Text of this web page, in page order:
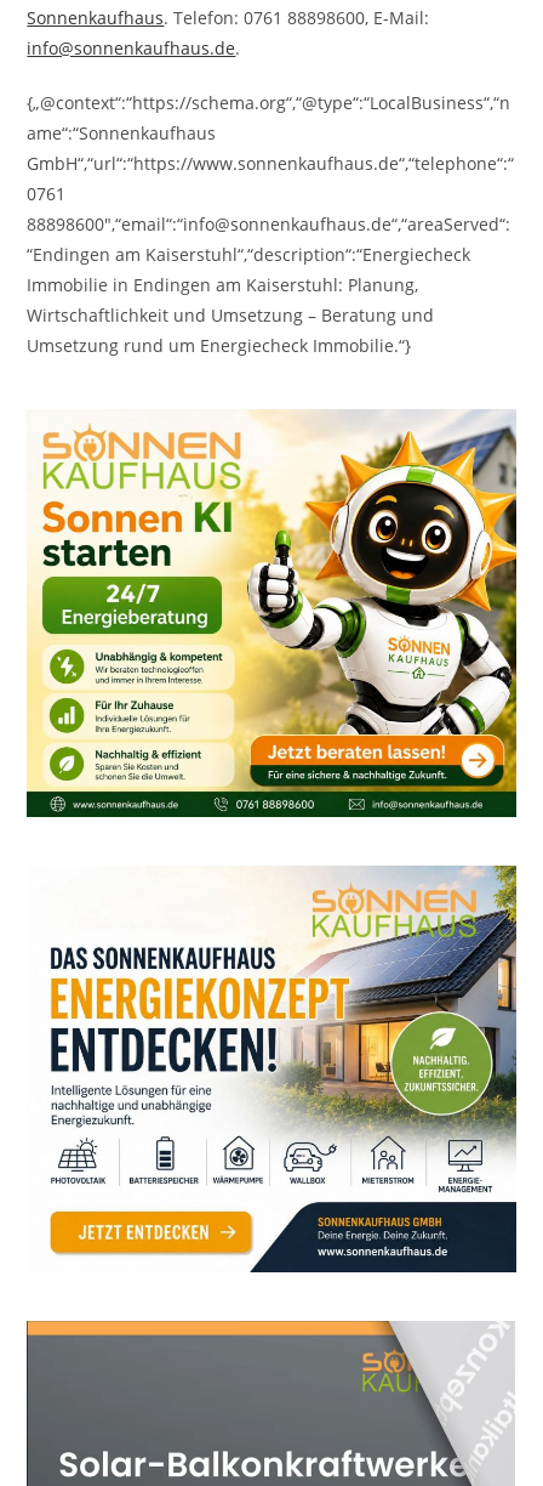
Sonnenkaufhaus. Telefon: 0761 88898600, E-Mail:
info@sonnenkaufhaus.de.
{„@context“:“https://schema.org“,“@type“:“LocalBusiness“,“n
ame“:“Sonnenkaufhaus
GmbH“,“url“:“https://www.sonnenkaufhaus.de“,“telephone“:“
0761
88898600″,“email“:“info@sonnenkaufhaus.de“,“areaServed“:
“Endingen am Kaiserstuhl“,“description“:“Energiecheck
Immobilie in Endingen am Kaiserstuhl: Planung,
Wirtschaftlichkeit und Umsetzung – Beratung und
Umsetzung rund um Energiecheck Immobilie.“}